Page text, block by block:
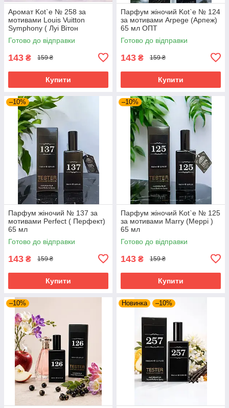
Аромат Kot`e № 258 за
мотивами Louis Vuitton
Symphony ( Луі Вітон
Симфонія) 65 мл
Готово до відправки
143 ₴ 159 ₴
Купити
Парфум жіночий Kot`e № 124
за мотивами Arpege (Арпеж)
65 мл ОПТ
Готово до відправки
143 ₴ 159 ₴
Купити
–10%
Парфум жіночий № 137 за
мотивами Perfect ( Перфект)
65 мл
Готово до відправки
143 ₴ 159 ₴
Купити
–10%
Парфум жіночий Kot`e № 125
за мотивами Marry (Меррі )
65 мл
Готово до відправки
143 ₴ 159 ₴
Купити
–10% Новинка –10%